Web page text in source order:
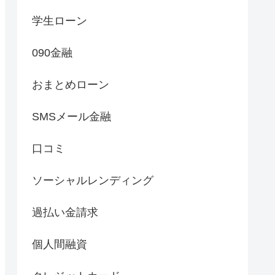
学生ローン
090金融
おまとめローン
SMSメール金融
口コミ
ソーシャルレンディング
過払い金請求
個人間融資